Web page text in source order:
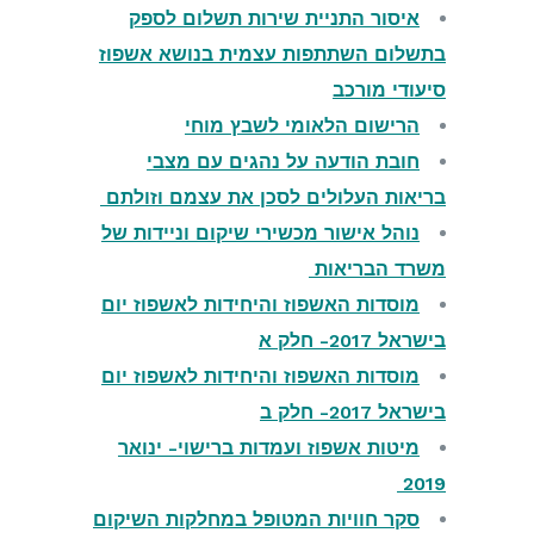
איסור התניית שירות תשלום לספק
בתשלום השתתפות עצמית בנושא אשפוז
סיעודי מורכב
הרישום הלאומי לשבץ מוחי
חובת הודעה על נהגים עם מצבי
בריאות העלולים לסכן את עצמם וזולתם
נוהל אישור מכשירי שיקום וניידות של
משרד הבריאות
מוסדות האשפוז והיחידות לאשפוז יום
בישראל 2017- חלק א
מוסדות האשפוז והיחידות לאשפוז יום
בישראל 2017- חלק ב
מיטות אשפוז ועמדות ברישוי- ינואר
2019
סקר חוויות המטופל במחלקות השיקום